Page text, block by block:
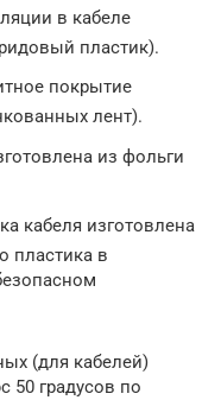
в кабеле
пластик).
покрытие
лент).
из фольги
кабеля изготовлена
пластика в
(для кабелей)
50 градусов по